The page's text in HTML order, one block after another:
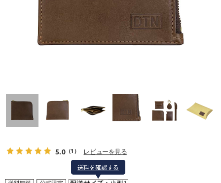
5.0（1） レビューを見る
送料を確認する
送料を確認する